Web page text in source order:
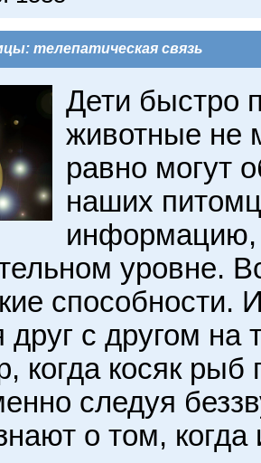
телепатическая связь
Дети быстро
животные не
равно могут
наших
информацию,
уровне.
с другом на
когда косяк рыб
следуя
о том,